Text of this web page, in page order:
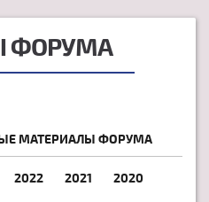
ФОРУМА
МАТЕРИАЛЫ ФОРУМА
2022 2021 2020